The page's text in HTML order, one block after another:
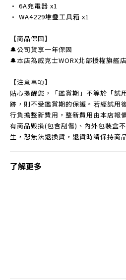
• 6A充電器 x1
• WA4229堆疊工具箱 x1
【商品保固】
🔔公司貨享一年保固
🔔本店為威克士WORX北部授權旗艦
【注意事項】
貼心提醒您，「鑑賞期」不等於「試
跡，則不受鑑賞期的保護。若經試用
行負擔整新費用，整新費用由本店報
有商品毀損(包含刮傷)、內外包裝盒
生，恕無法退換貨，退貨時請保持商
了解更多